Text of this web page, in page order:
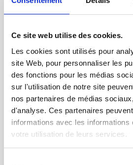
Ce site web utilise des cookies.
Les cookies sont utilisés pour
site Web, pour personnaliser les
des fonctions pour les médias
sur l'utilisation de notre site
nos partenaires de médias
d'analyse. Ces partenaires
informations avec les informations
votre utilisation de leurs services.
Catégories
FILTRES VMC DOUBLE FLUX
FILTRE À AIR POUR CHAUFFAGE
TISSUS FILTRANTS ET MATS